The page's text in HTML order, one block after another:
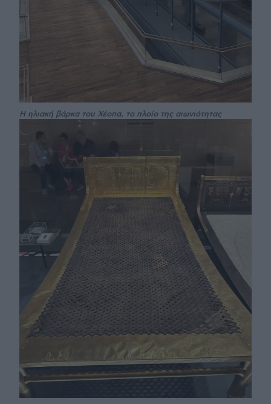
Η ηλιακή βάρκα του Χέοπα, το πλοίο της αιωνιότητας